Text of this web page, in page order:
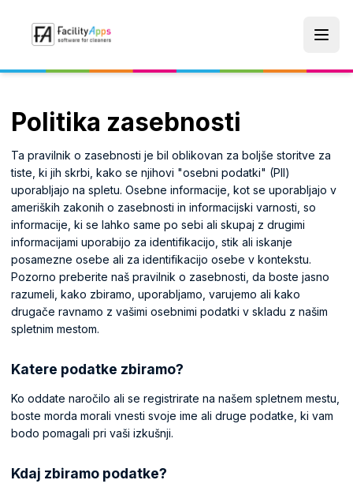
Politika zasebnosti
Ta pravilnik o zasebnosti je bil oblikovan za boljše storitve za
tiste, ki jih skrbi, kako se njihovi "osebni podatki" (PII)
uporabljajo na spletu. Osebne informacije, kot se uporabljajo v
ameriških zakonih o zasebnosti in informacijski varnosti, so
informacije, ki se lahko same po sebi ali skupaj z drugimi
informacijami uporabijo za identifikacijo, stik ali iskanje
posamezne osebe ali za identifikacijo osebe v kontekstu.
Pozorno preberite naš pravilnik o zasebnosti, da boste jasno
razumeli, kako zbiramo, uporabljamo, varujemo ali kako
drugače ravnamo z vašimi osebnimi podatki v skladu z našim
spletnim mestom.
Katere podatke zbiramo?
Ko oddate naročilo ali se registrirate na našem spletnem mestu,
boste morda morali vnesti svoje ime ali druge podatke, ki vam
bodo pomagali pri vaši izkušnji.
Kdaj zbiramo podatke?